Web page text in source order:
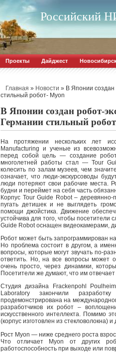
Российский
Проекты Дайджест
Главная » Новости » В Японии создан
стильный робот- Myon
В Японии создан робот-
Германии стильный
На протяжении нескольких лет
Manufacturing и ученые из
перед собой цель — создание
многолетней работы стал — Tour
колесить по залам музеев, чем
означает, что люди-экскурсоводы
люди потеряют свои рабочие места.
будни и переймет на себя часть
Корпус Tour Guide Robot –
пугать детишек и не выглядеть
помощи джойстика. Движение
устойчива для того, чтобы посетители
Guide Robot оснащен видеокамерами,
Робот может быть запрограммирован
Но проблема состоит в другом, а
вопросы, которые могут звучать по-
ответить. Но, на все вопросы может
очень просто, через динамики,
Посетители же думают, что им
Студия дизайна Frackenpohl
Laboratory закончили
продемонстрирована на
разработчиков их робот –
искусственного интеллекта. Помимо
(корпус изготовлен из стекловолокна)
Рост Myon — ниже среднего роста
Что отличает Myon от других
работоспособность при выходе или